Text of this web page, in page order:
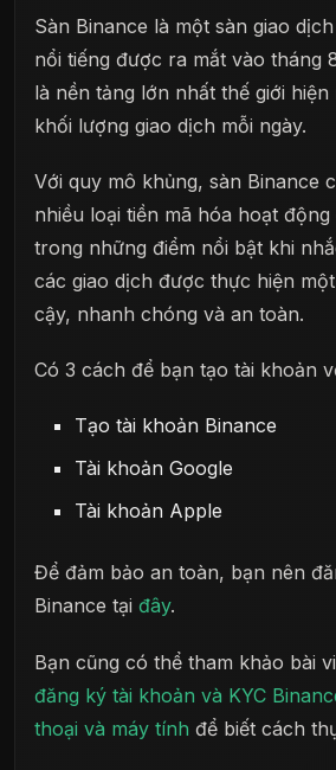
Sàn Binance là một sàn giao
nổi tiếng được ra mắt vào tháng
là nền tảng lớn nhất thế giới
khối lượng giao dịch mỗi ngày.
Với quy mô khủng, sàn Binance
nhiều loại tiền mã hóa hoạt
trong những điểm nổi bật khi
các giao dịch được thực hiện
cậy, nhanh chóng và an toàn.
Có 3 cách để bạn tạo tài khoản
Tạo tài khoản Binance
Tài khoản Google
Tài khoản Apple
Để đảm bảo an toàn, bạn nên
Binance tại đây.
Bạn cũng có thể tham khảo bài
đăng ký tài khoản và KYC
thoại và máy tính để biết cách